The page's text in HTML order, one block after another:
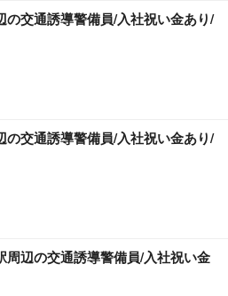
の交通誘導警備員/入社祝い金あり/
の交通誘導警備員/入社祝い金あり/
周辺の交通誘導警備員/入社祝い金